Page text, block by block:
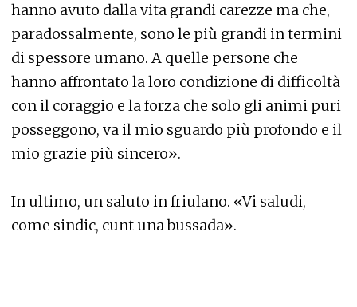
hanno avuto dalla vita grandi carezze ma che,
paradossalmente, sono le più grandi in termini
di spessore umano. A quelle persone che
hanno affrontato la loro condizione di difficoltà
con il coraggio e la forza che solo gli animi puri
posseggono, va il mio sguardo più profondo e il
mio grazie più sincero».
In ultimo, un saluto in friulano. «Vi saludi,
come sindic, cunt una bussada». —